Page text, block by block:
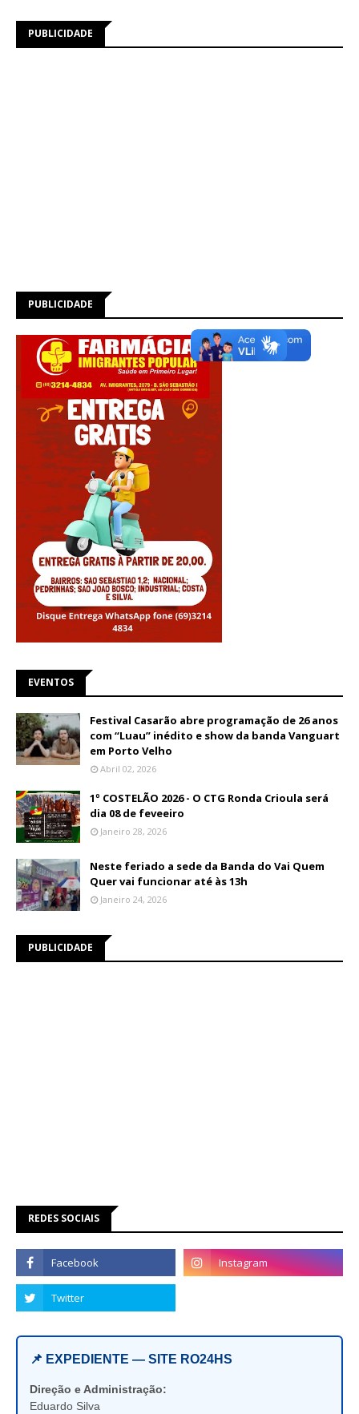
PUBLICIDADE
PUBLICIDADE
EVENTOS
Festival Casarão abre programação de 26 anos
com “Luau” inédito e show da banda Vanguart
em Porto Velho
Abril 02, 2026
1º COSTELÃO 2026 - O CTG Ronda Crioula será
dia 08 de feveeiro
Janeiro 28, 2026
Neste feriado a sede da Banda do Vai Quem
Quer vai funcionar até às 13h
Janeiro 24, 2026
PUBLICIDADE
REDES SOCIAIS
📌 EXPEDIENTE — SITE RO24HS
Direção e Administração:
Eduardo Silva